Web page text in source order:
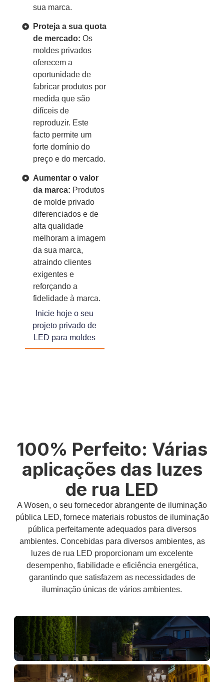
sua marca.
Proteja a sua quota
de mercado:Os
moldes privados
oferecem a
oportunidade de
fabricar produtos por
medida que são
difíceis de
reproduzir. Este
facto permite um
forte domínio do
preço e do mercado.
Aumentar o valor
da marca: Produtos
de molde privado
diferenciados e de
alta qualidade
melhoram a imagem
da sua marca,
atraindo clientes
exigentes e
reforçando a
fidelidade à marca.
Inicie hoje o seu
projeto privado de
LED para moldes
100% Perfeito: Várias
aplicações das luzes
de rua LED
A Wosen, o seu fornecedor abrangente de iluminação
pública LED, fornece materiais robustos de iluminação
pública perfeitamente adequados para diversos
ambientes. Concebidas para diversos ambientes, as
luzes de rua LED proporcionam um excelente
desempenho, fiabilidade e eficiência energética,
garantindo que satisfazem as necessidades de
iluminação únicas de vários ambientes.